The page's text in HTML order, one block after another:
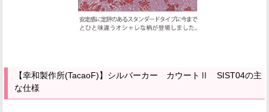
【幸和製作所(TacaoF)】シルバーカー カウートⅡ SIST04の主
な仕様